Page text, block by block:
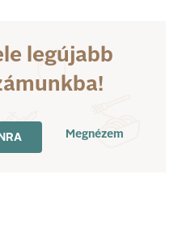
legújabb
Megnézem